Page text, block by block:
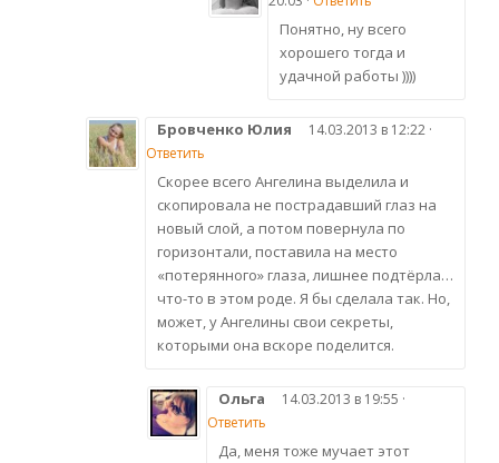
Понятно, ну всего
хорошего тогда и
удачной работы ))))
Бровченко Юлия
14.03.2013 в 12:22 ·
Ответить
Скорее всего Ангелина выделила и
скопировала не пострадавший глаз на
новый слой, а потом повернула по
горизонтали, поставила на место
«потерянного» глаза, лишнее подтёрла…
что-то в этом роде. Я бы сделала так. Но,
может, у Ангелины свои секреты,
которыми она вскоре поделится.
Ольга
14.03.2013 в 19:55 ·
Ответить
Да, меня тоже мучает этот